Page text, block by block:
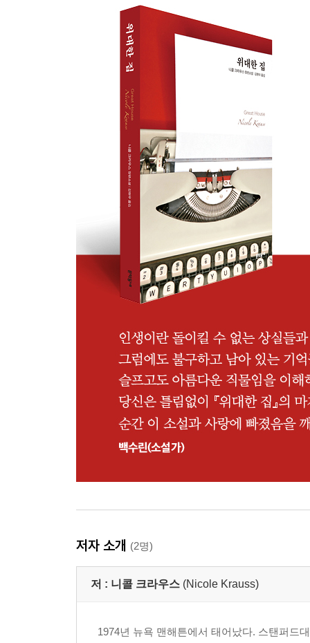
저자 소개 (2명)
저 : 니콜 크라우스 (Nicole Krauss)
1974년 뉴욕 맨해튼에서 태어났다. 스탠퍼드